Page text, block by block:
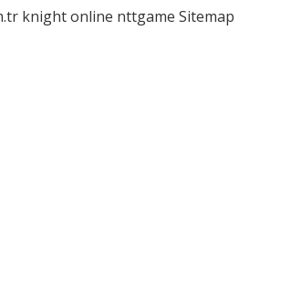
knight online nttgame Sitemap